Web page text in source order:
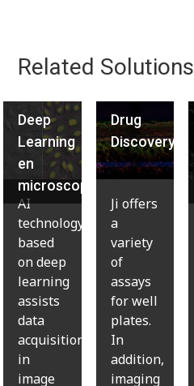
Related Solutions
Deep
Learning
en
microscopie
AI
technology
based
on deep
learning
assists
data
acquisition
in
image
Drug
Discovery
Ji offers
a
variety
of
assays
for well
plates.
In
addition,
imaging